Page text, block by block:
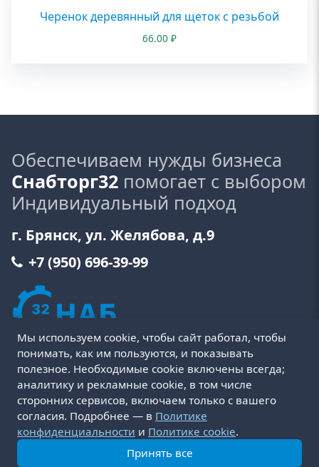
Черенок деревянный для щеток с резьбой
66.00 ₽
Обеспечиваем нужды бизнеса
Снабторг32 помогает с выбором
Индивидуальный подход
г. Брянск, ул. Желябова, д.9
+7 (950) 696-39-99
Пользовательское соглашение
Политика cookie
Политика конфиденциальности Оферта
Условия возврата и обмена товара
Мы используем cookie, чтобы сайт работал, чтобы
понимать, как им пользуются, и показывать
полезное. Необходимые cookie включены всегда;
аналитику и рекламные cookie, в том числе
сторонних сервисов, включаем только с вашего
согласия. Подробнее — в Политике
конфиденциальности и Политике cookie.
Принять все